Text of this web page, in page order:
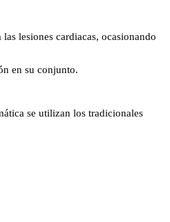
lesiones cardiacas, ocasionando
en su conjunto.
se utilizan los tradicionales